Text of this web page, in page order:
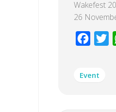
Wakefest
26
Event